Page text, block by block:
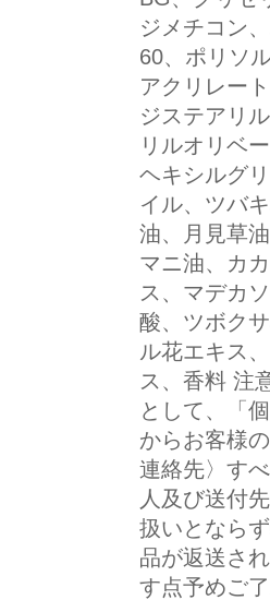
ジメチコン
60、ポリソ
アクリレー
ジステアリ
リルオリベ
ヘキシルグ
イル、ツバ
油、月見草
マニ油、カ
ス、マデカ
酸、ツボク
ル花エキス
ス、香料 注
として、「
からお客様
連絡先〉す
人及び送付
扱いとなら
品が返送さ
す点予めご